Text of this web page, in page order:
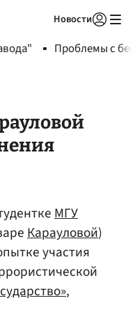
Новости
Проблемы с
МГУ
Карауловой)
участия
,